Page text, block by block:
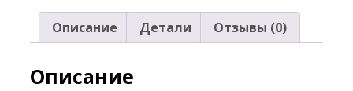
Описание Детали Отзывы (0)
Описание